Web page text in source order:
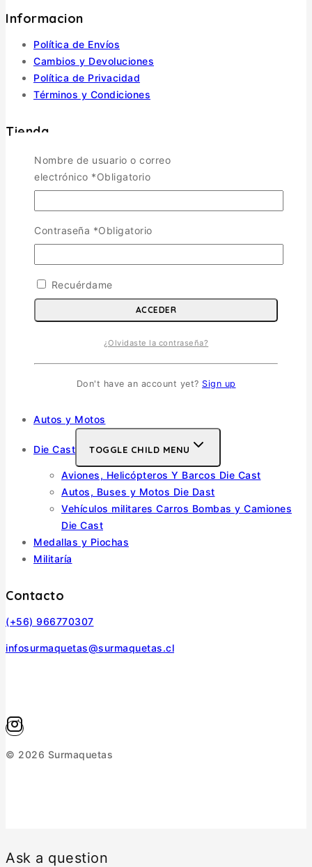
Informacion
Política de Envíos
Cambios y Devoluciones
Política de Privacidad
Términos y Condiciones
Tienda
Aviones TOGGLE CHILD MENU
Escala 1/48
Escala 1/144
Escala 1/32
Otras
Helicópteros
TOGGLE CHILD MENU
Soldados
Autos y Motos
Die Cast TOGGLE CHILD MENU
Aviones, Helicópteros Y Barcos Die Cast
Autos, Buses y Motos Die Dast
Vehículos militares Carros Bombas y Camiones
Die Cast
Medallas y Piochas
Militaría
Contacto
(+56) 966770307
infosurmaquetas@surmaquetas.cl
© 2026 Surmaquetas
Ask a question
Nombre de usuario o correo
electrónico *Obligatorio
Contraseña *Obligatorio
Recuérdame
ACCEDER
¿Olvidaste la contraseña?
Don't have an account yet? Sign up